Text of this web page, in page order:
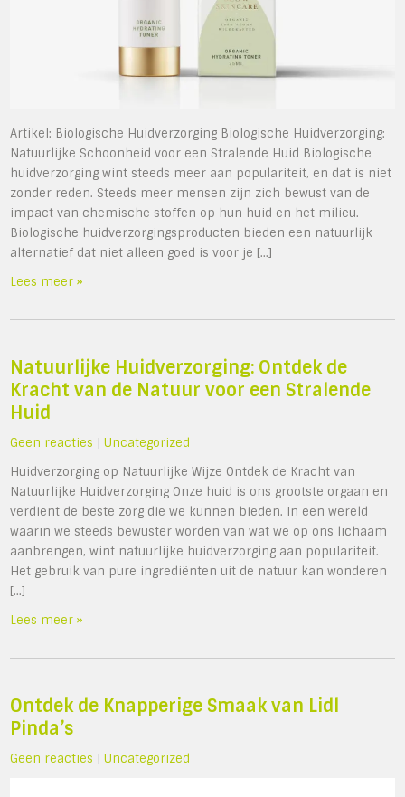
Artikel: Biologische Huidverzorging Biologische Huidverzorging:
Natuurlijke Schoonheid voor een Stralende Huid Biologische
huidverzorging wint steeds meer aan populariteit, en dat is niet
zonder reden. Steeds meer mensen zijn zich bewust van de
impact van chemische stoffen op hun huid en het milieu.
Biologische huidverzorgingsproducten bieden een natuurlijk
alternatief dat niet alleen goed is voor je […]
Lees meer »
Natuurlijke Huidverzorging: Ontdek de
Kracht van de Natuur voor een Stralende
Huid
Geen reacties |Uncategorized
Huidverzorging op Natuurlijke Wijze Ontdek de Kracht van
Natuurlijke Huidverzorging Onze huid is ons grootste orgaan en
verdient de beste zorg die we kunnen bieden. In een wereld
waarin we steeds bewuster worden van wat we op ons lichaam
aanbrengen, wint natuurlijke huidverzorging aan populariteit.
Het gebruik van pure ingrediënten uit de natuur kan wonderen
[…]
Lees meer »
Ontdek de Knapperige Smaak van Lidl
Pinda’s
Geen reacties |Uncategorized